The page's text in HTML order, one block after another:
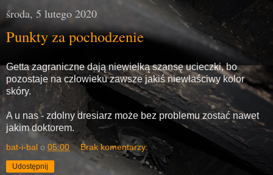
środa, 5 lutego 2020
Punkty za pochodzenie
Getta zagraniczne dają niewielką szansę ucieczki, bo
pozostaje na człowieku zawsze jakiś niewłaściwy kolor
skóry.
A u nas - zdolny dresiarz może bez problemu zostać nawet
jakim doktorem.
bat-i-bal o 05:00 Brak komentarzy:
Udostępnij